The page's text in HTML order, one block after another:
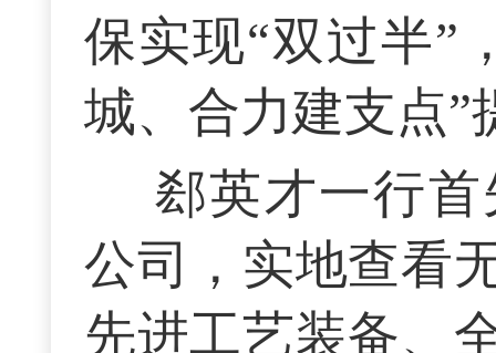
保实现“双过半”
城、合力建支点”
郄英才一行
公司，实地查看
先进工艺装备、